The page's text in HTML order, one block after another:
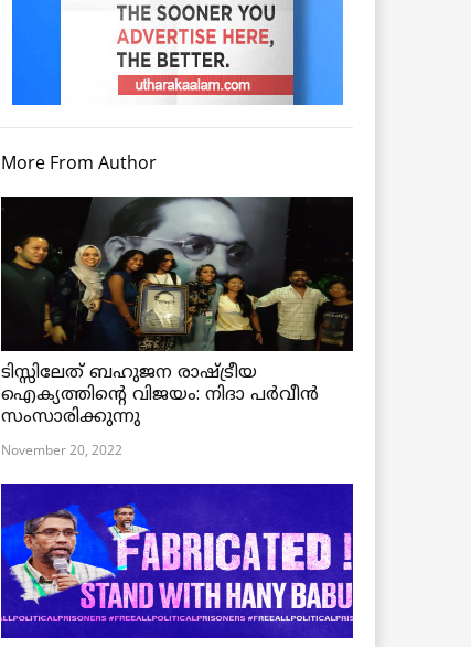
More From Author
ടിസ്സിലേത് ബഹുജന രാഷ്ട്രീയ
ഐക്യത്തിന്റെ വിജയം: നിദാ പർവീൻ
സംസാരിക്കുന്നു
November 20, 2022